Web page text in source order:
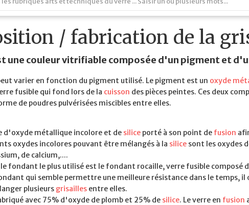
/ fabrication de la
une couleur vitrifiable composée d'un pigment et
varier en fonction du pigment utilisé. Le pigment est un oxyde
fusible qui fond lors de la cuisson des pièces peintes. Ces deux
de poudres pulvérisées miscibles entre elles.
d'oxyde métallique incolore et de siliceporté à son point de fusion
oxydes incolores pouvant être mélangés à la silicesont les oxydes
de calcium,....
fondant le plus utilisé est le fondant rocaille, verre fusible composé
qui semble permettre une meilleure résistance dans le temps, il
plusieurs grisaillesentre elles.
avec 75% d'oxyde de plomb et 25% de silice. Le verre en fusion